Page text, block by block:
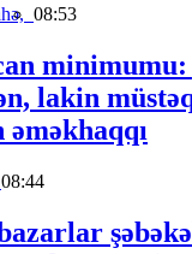
08:53
minimumu:
lakin
əməkhaqqı
08:44